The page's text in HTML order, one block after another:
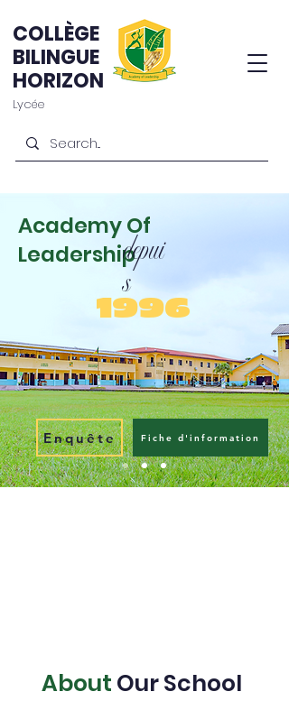
COLLÈGE
BILINGUE
HORIZON
Lycée
Academy Of
Leadership
1996
Enquête Fiche d'information
depui
s
About Our School